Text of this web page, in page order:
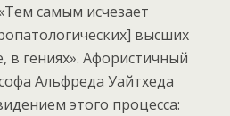
самым исчезает
высших
в гениях». Афористичный
Альфреда Уайтхеда
этого процесса: